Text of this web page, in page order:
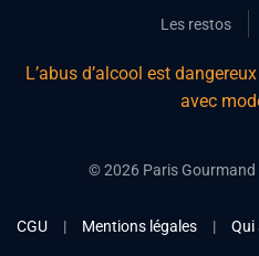
Les restos
L’abus d’alcool est
avec
©2026Paris Gourmand
CGU | Mentions légales | Qui